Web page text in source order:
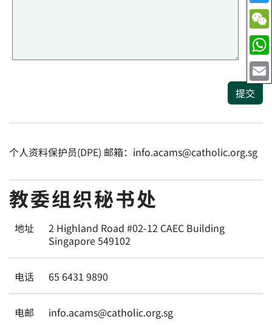
提交
个人资料保护员(DPE) 邮箱：info.acams@catholic.org.sg
教委组织秘书处
地址
2 Highland Road #02-12 CAEC Building
Singapore 549102
电话 65 6431 9890
电邮 info.acams@catholic.org.sg